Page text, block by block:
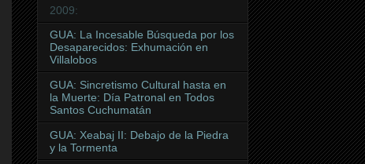
2009:
GUA: La Incesable Búsqueda por los
Desaparecidos: Exhumación en
Villalobos
GUA: Sincretismo Cultural hasta en
la Muerte: Día Patronal en Todos
Santos Cuchumatán
GUA: Xeabaj II: Debajo de la Piedra
y la Tormenta